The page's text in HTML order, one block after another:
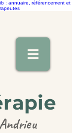
: annuaire, référencement et